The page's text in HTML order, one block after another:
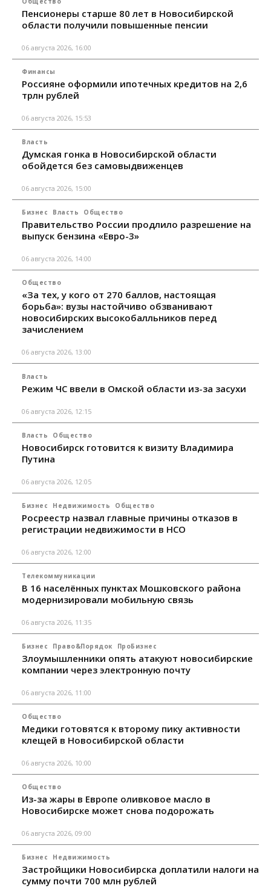
Пенсионеры старше 80 лет в Новосибирской
области получили повышенные пенсии
06 августа 2026, 16:00
Финансы
Россияне оформили ипотечных кредитов на 2,6
трлн рублей
06 августа 2026, 15:53
Власть
Думская гонка в Новосибирской области
обойдется без самовыдвиженцев
06 августа 2026, 15:00
Бизнес Власть Общество
Правительство России продлило разрешение на
выпуск бензина «Евро-3»
06 августа 2026, 14:00
Общество
«За тех, у кого от 270 баллов, настоящая
борьба»: вузы настойчиво обзванивают
новосибирских высокобалльников перед
зачислением
06 августа 2026, 13:00
Власть
Режим ЧС ввели в Омской области из-за засухи
06 августа 2026, 12:15
Власть Общество
Новосибирск готовится к визиту Владимира
Путина
06 августа 2026, 12:05
Бизнес Недвижимость Общество
Росреестр назвал главные причины отказов в
регистрации недвижимости в НСО
06 августа 2026, 12:00
Телекоммуникации
В 16 населённых пунктах Мошковского района
модернизировали мобильную связь
06 августа 2026, 11:35
Бизнес Право&Порядок ПроБизнес
Злоумышленники опять атакуют новосибирские
компании через электронную почту
06 августа 2026, 11:00
Общество
Медики готовятся к второму пику активности
клещей в Новосибирской области
06 августа 2026, 10:00
Общество
Из-за жары в Европе оливковое масло в
Новосибирске может снова подорожать
06 августа 2026, 09:00
Бизнес Недвижимость
Застройщики Новосибирска доплатили налоги на
сумму почти 700 млн рублей